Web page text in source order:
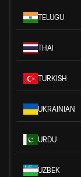
TELUGU
THAI
TURKISH
UKRAINIAN
URDU
UZBEK